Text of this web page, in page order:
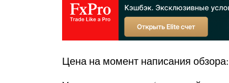
Цена на момент написания